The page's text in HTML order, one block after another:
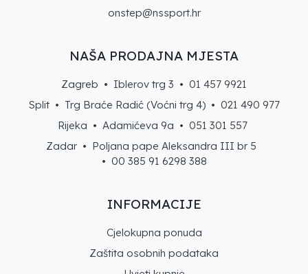
onstep@nssport.hr
INFORMACIJE
Cjelokupna ponuda
Zaštita osobnih podataka
NAŠA PRODAJNA MJESTA
Zagreb • Iblerov trg 3 • 01 457 9921
Split • Trg Braće Radić (Voćni trg 4) • 021 490 977
Rijeka • Adamićeva 9a • 051 301 557
Zadar • Poljana pape Aleksandra III br 5
• 00 385 91 6298 388